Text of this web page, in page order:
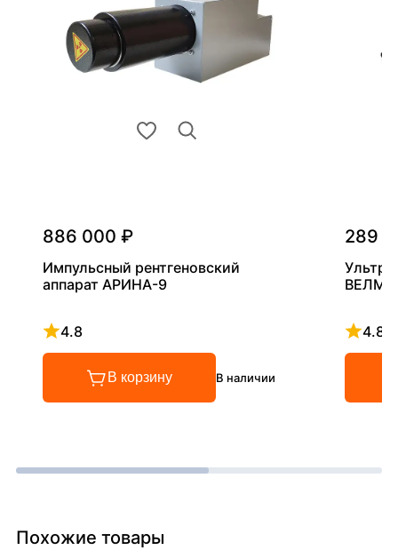
886 000 ₽
Импульсный рентгеновский
аппарат АРИНА-9
4.8
Рейтинг 4.8 из 5
В корзину В наличии
289
4.8
Похожие товары